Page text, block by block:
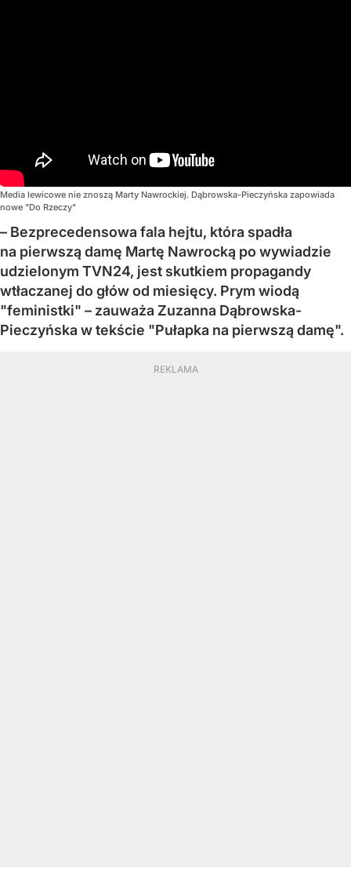
Media lewicowe nie znoszą Marty Nawrockiej. Dąbrowska-Pieczyńska zapowiada
nowe "Do Rzeczy"
– Bezprecedensowa fala hejtu, która spadła
na pierwszą damę Martę Nawrocką po wywiadzie
udzielonym TVN24, jest skutkiem propagandy
wtłaczanej do głów od miesięcy. Prym wiodą
"feministki" – zauważa Zuzanna Dąbrowska-
Pieczyńska w tekście "Pułapka na pierwszą damę".